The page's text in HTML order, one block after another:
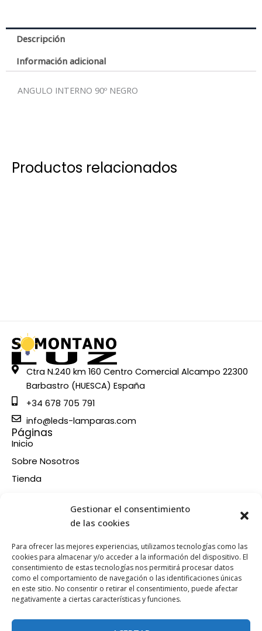
Gestionar el consentimiento
de las cookies
Para ofrecer las mejores experiencias, utilizamos tecnologías como las
cookies para almacenar y/o acceder a la información del dispositivo. El
consentimiento de estas tecnologías nos permitirá procesar datos
como el comportamiento de navegación o las identificaciones únicas
en este sitio. No consentir o retirar el consentimiento, puede afectar
negativamente a ciertas características y funciones.
Descripción
Información adicional
ANGULO INTERNO 90º NEGRO
Productos relacionados
Ctra N.240 km 160 Centro Comercial Alcampo 22300
Barbastro (HUESCA) España
+34 678 705 791
info@leds-lamparas.com
Páginas
Inicio
Sobre Nosotros
Tienda
Información
Condiciones de compra
Política de devoluciones y reembolsos
Política de cookies
Síganos en nuestras RRSS
a - i n